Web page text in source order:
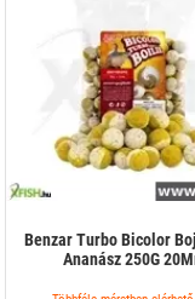
Benzar Turbo Bicolor
Ananász 250G